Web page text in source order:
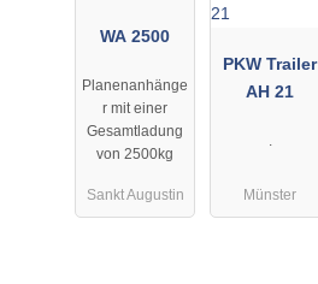
WA 2500
Planenanhänge
r mit einer
Gesamtladung
von 2500kg
Sankt Augustin
PKW Trailer
AH 21
Münster